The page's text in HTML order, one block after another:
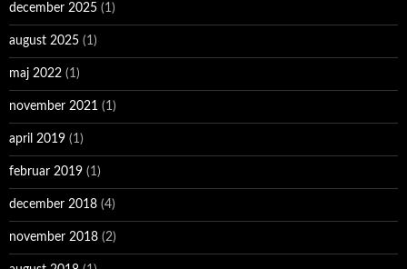
december 2025 (1)
august 2025 (1)
maj 2022 (1)
november 2021 (1)
april 2019 (1)
februar 2019 (1)
december 2018 (4)
november 2018 (2)